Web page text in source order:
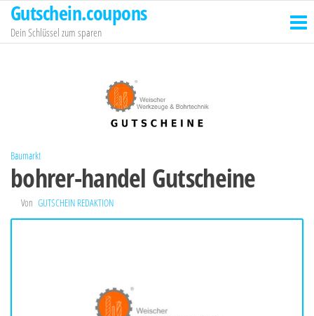
Zum
Inhalt
springen
Gutschein.coupons
Dein Schlüssel zum sparen
Baumarkt
bohrer-handel Gutscheine
Von GUTSCHEIN REDAKTION